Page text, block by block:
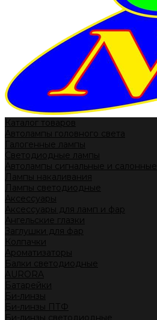
Каталог товаров
Автолампы головного света
Галогенные лампы
Светодиодные лампы
Автолампы сигнальные и салонные
Лампы накаливания
Лампы светодиодные
Аксессуары
Аксессуары для ламп и фар
Ангельские глазки
Заглушки для фар
Колпачки
Ароматизаторы
Балки светодиодные
AURORA
Батарейки
Би-линзы
Би-линзы ПТФ
Би-линзы светодиодные